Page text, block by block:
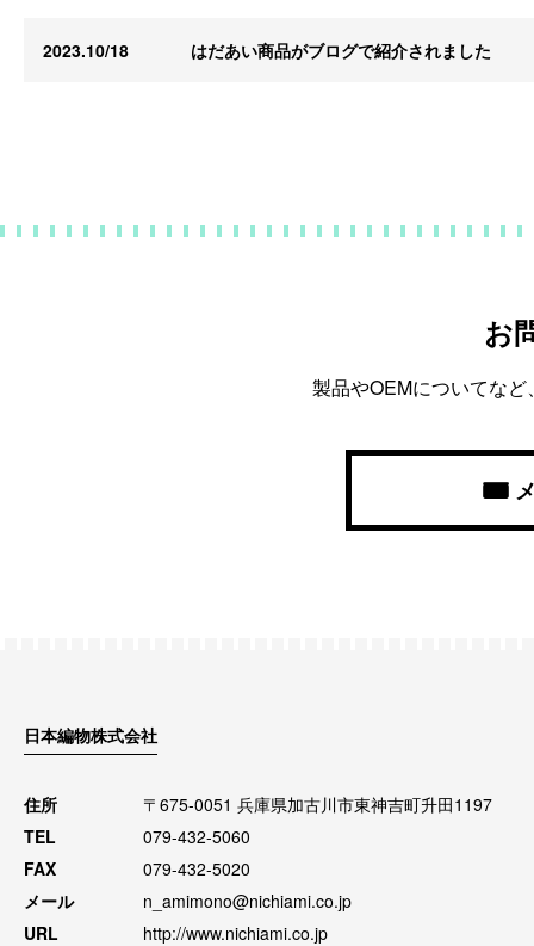
2023.10/18 はだあい商品がブログで紹介されました
お
製品やOEMについてな
日本編物株式会社
住所
〒675-0051 兵庫県加古川市東神吉町升田1197
TEL
079-432-5060
FAX
079-432-5020
メール
n_amimono@nichiami.co.jp
URL
http://www.nichiami.co.jp